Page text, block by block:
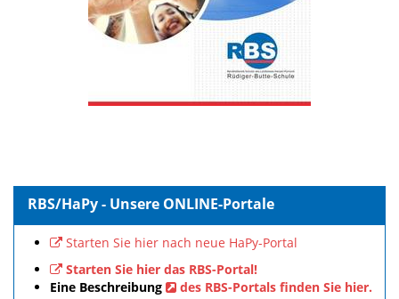
RBS/HaPy - Unsere ONLINE-Portale
Starten Sie hier nach neue HaPy-Portal
Starten Sie hier das RBS-Portal!
Eine Beschreibung
des RBS-Portals finden Sie hier.